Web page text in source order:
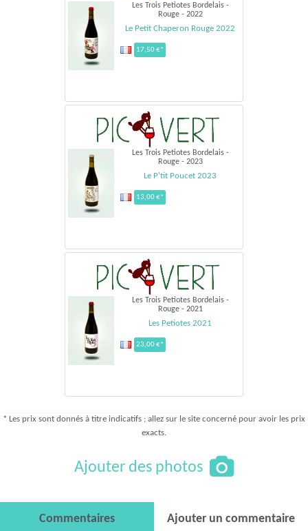
Les Trois Petiotes Bordelais -
Rouge - 2022
Le Petit Chaperon Rouge 2022
17,50 €*
Les Trois Petiotes Bordelais -
Rouge - 2023
Le P'tit Poucet 2023
13,00 €*
Les Trois Petiotes Bordelais -
Rouge - 2021
Les Petiotes 2021
23,00 €*
* Les prix sont donnés à titre indicatifs ; allez sur le site concerné pour avoir les prix
exacts.
Ajouter des photos
Commentaires Ajouter un commentaire